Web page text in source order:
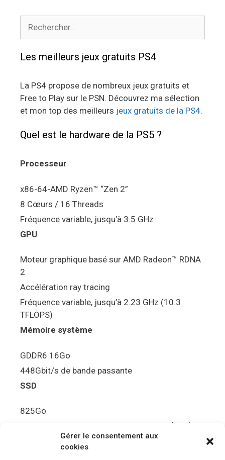
Gérer le consentement aux
cookies
Les meilleurs jeux gratuits PS4
La PS4 propose de nombreux jeux gratuits et
Free to Play sur le PSN. Découvrez ma sélection
et mon top des meilleurs jeux gratuits de la PS4.
Quel est le hardware de la PS5 ?
Processeur
x86-64-AMD Ryzen™ “Zen 2”
8 Cœurs / 16 Threads
Fréquence variable, jusqu’à 3.5 GHz
GPU
Moteur graphique basé sur AMD Radeon™ RDNA
2
Accélération ray tracing
Fréquence variable, jusqu’à 2.23 GHz (10.3
TFLOPS)
Mémoire système
GDDR6 16Go
448Gbit/s de bande passante
SSD
825Go
5.5Gbit/s de bande passante en lecture (Brut)
Disque de jeu PS5